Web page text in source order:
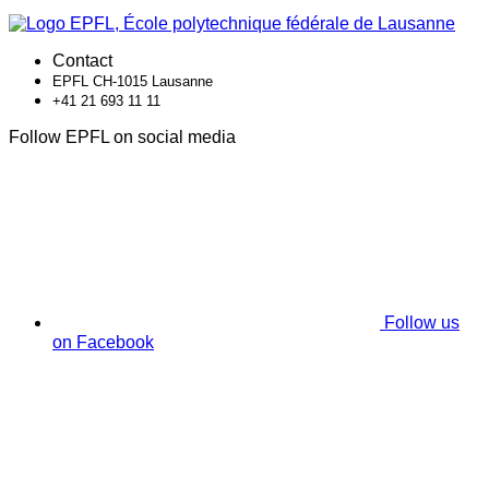
Contact
EPFL CH-1015 Lausanne
+41 21 693 11 11
Follow EPFL on social media
Follow us
on Facebook